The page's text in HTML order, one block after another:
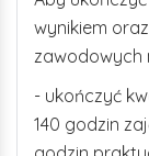
wynikiem
zawodowych
- ukończyć
140 godzin